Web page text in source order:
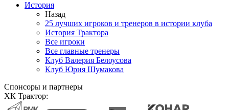
История
Назад
25 лучших игроков и тренеров в истории клуба
История Трактора
Все игроки
Все главные тренеры
Клуб Валерия Белоусова
Клуб Юрия Шумакова
Спонсоры и партнеры
ХК Трактор: